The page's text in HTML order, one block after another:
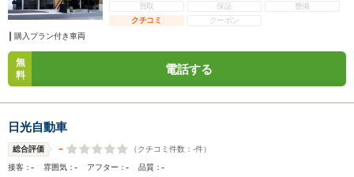
買取
保証
整備
クチコミ
クーポン
購入プラン付き車両
無
料
電話する
日光自動車
総合評価 - （クチコミ件数： -件）
接客：- 雰囲気：- アフター：- 品質：-